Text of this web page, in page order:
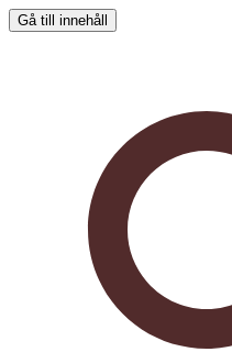
Gå till innehåll